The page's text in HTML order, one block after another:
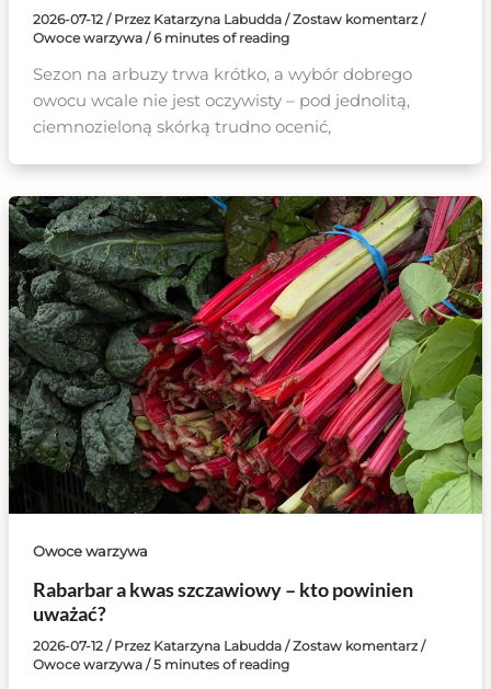
2026-07-12 / Przez Katarzyna Labudda /Zostaw komentarz /
Owoce warzywa/6 minutes of reading
Sezon na arbuzy trwa krótko, a wybór dobrego
owocu wcale nie jest oczywisty – pod jednolitą,
ciemnozieloną skórką trudno ocenić,
Owoce warzywa
Rabarbar a kwas szczawiowy – kto powinien
uważać?
2026-07-12 / Przez Katarzyna Labudda /Zostaw komentarz /
Owoce warzywa/5 minutes of reading